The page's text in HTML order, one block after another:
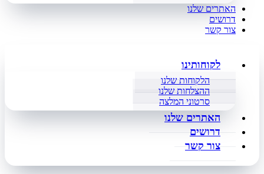
האתרים שלנו
דרושים
צור קשר
לקוחותינו
הלקוחות שלנו
ההצלחות שלנו
סרטוני המלצה
האתרים שלנו
דרושים
צור קשר